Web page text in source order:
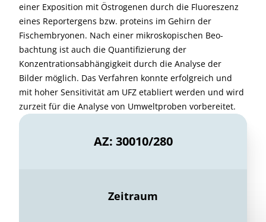
einer Exposition mit Östrogenen durch die Fluoreszenz
eines Reportergens bzw. proteins im Gehirn der
Fischembryonen. Nach einer mikroskopischen Beo-
bachtung ist auch die Quantifizierung der
Konzentrationsabhängigkeit durch die Analyse der
Bilder möglich. Das Verfahren konnte erfolgreich und
mit hoher Sensitivität am UFZ etabliert werden und wird
zurzeit für die Analyse von Umweltproben vorbereitet.
AZ: 30010/280
Zeitraum